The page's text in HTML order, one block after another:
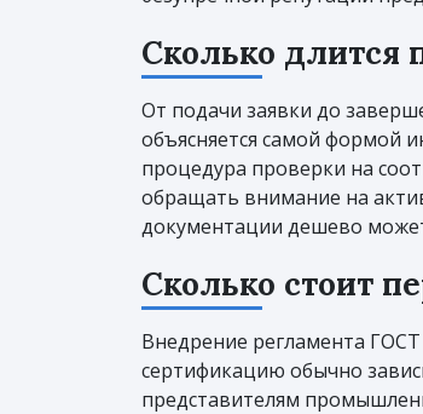
Сколько длится
От подачи заявки до
объясняется самой формой
процедура проверки на
обращать внимание на
документации дешево
Сколько стоит
Внедрение регламента ГОСТ
сертификацию обычно
представителям